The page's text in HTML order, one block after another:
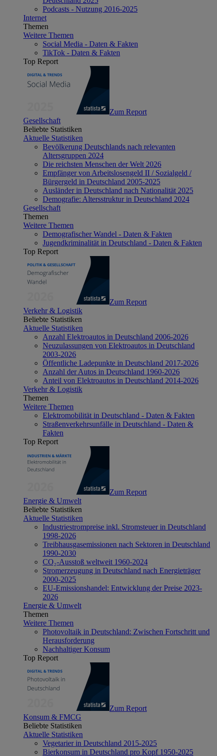
Podcasts - Nutzung 2016-2025
Internet
Themen
Weitere Themen
Social Media - Daten & Fakten
TikTok - Daten & Fakten
Top Report
Zum Report
Gesellschaft
Beliebte Statistiken
Aktuelle Statistiken
Bevölkerung Deutschlands nach relevanten
Altersgruppen 2024
Die reichsten Menschen der Welt 2026
Empfänger von Arbeitslosengeld II / Sozialgeld /
Bürgergeld in Deutschland 2005-2025
Ausländer in Deutschland nach Nationalität 2025
Demografie: Altersstruktur in Deutschland 2024
Gesellschaft
Themen
Weitere Themen
Demografischer Wandel - Daten & Fakten
Jugendkriminalität in Deutschland - Daten & Fakten
Top Report
Zum Report
Verkehr & Logistik
Beliebte Statistiken
Aktuelle Statistiken
Anzahl Elektroautos in Deutschland 2006-2026
Neuzulassungen von Elektroautos in Deutschland
2003-2026
Öffentliche Ladepunkte in Deutschland 2017-2026
Anzahl der Autos in Deutschland 1960-2026
Anteil von Elektroautos in Deutschland 2014-2026
Verkehr & Logistik
Themen
Weitere Themen
Elektromobilität in Deutschland - Daten & Fakten
Straßenverkehrsunfälle in Deutschland - Daten &
Fakten
Top Report
Zum Report
Energie & Umwelt
Beliebte Statistiken
Aktuelle Statistiken
Industriestrompreise inkl. Stromsteuer in Deutschland
1998-2026
Treibhausgasemissionen nach Sektoren in Deutschland
1990-2030
CO₂-Ausstoß weltweit 1960-2024
Stromerzeugung in Deutschland nach Energieträger
2000-2025
EU-Emissionshandel: Entwicklung der Preise 2023-
2026
Energie & Umwelt
Themen
Weitere Themen
Photovoltaik in Deutschland: Zwischen Fortschritt und
Herausforderung
Nachhaltiger Konsum
Top Report
Zum Report
Konsum & FMCG
Beliebte Statistiken
Aktuelle Statistiken
Vegetarier in Deutschland 2015-2025
Bierkonsum in Deutschland pro Kopf 1950-2025